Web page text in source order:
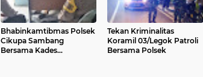
Bhabinkamtibmas Polsek
Cikupa Sambang
Bersama Kades
Tekan Kriminalitas
Koramil 03/Legok Patroli
Bersama Polsek